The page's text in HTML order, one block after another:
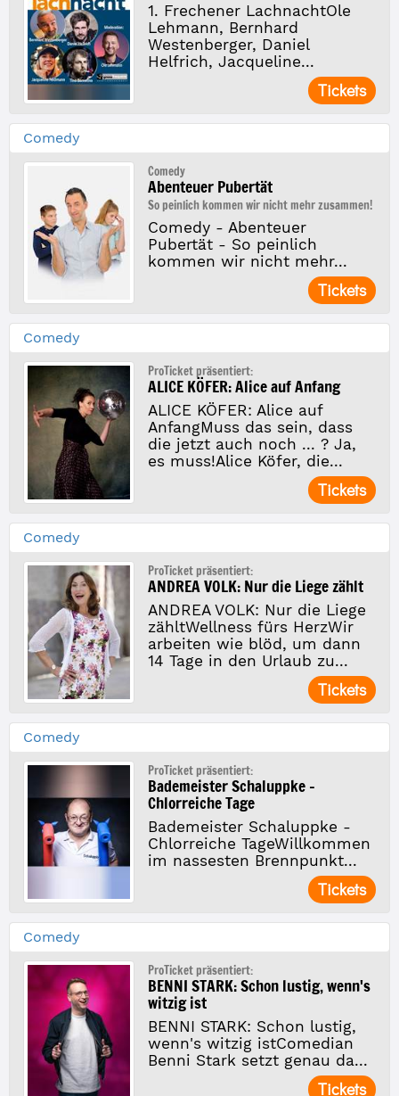
1. Frechener LachnachtOle
Lehmann, Bernhard
Westenberger, Daniel
Helfrich, Jacqueline...
Tickets
Comedy
Comedy
Abenteuer Pubertät
So peinlich kommen wir nicht mehr zusammen!
Comedy - Abenteuer
Pubertät - So peinlich
kommen wir nicht mehr...
Tickets
Comedy
ProTicket präsentiert:
ALICE KÖFER: Alice auf Anfang
ALICE KÖFER: Alice auf
AnfangMuss das sein, dass
die jetzt auch noch ... ? Ja,
es muss!Alice Köfer, die...
Tickets
Comedy
ProTicket präsentiert:
ANDREA VOLK: Nur die Liege zählt
ANDREA VOLK: Nur die Liege
zähltWellness fürs HerzWir
arbeiten wie blöd, um dann
14 Tage in den Urlaub zu...
Tickets
Comedy
ProTicket präsentiert:
Bademeister Schaluppke -
Chlorreiche Tage
Bademeister Schaluppke -
Chlorreiche TageWillkommen
im nassesten Brennpunkt...
Tickets
Comedy
ProTicket präsentiert:
BENNI STARK: Schon lustig, wenn's
witzig ist
BENNI STARK: Schon lustig,
wenn's witzig istComedian
Benni Stark setzt genau da...
Tickets